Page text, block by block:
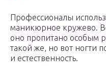
Профессионалы
маникюрное кружево.
оно пропитано особым
такой же, но вот ногти
и естественность.